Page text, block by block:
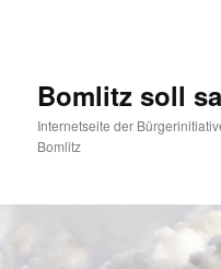
Bomlitz soll
Internetseite der
Bomlitz